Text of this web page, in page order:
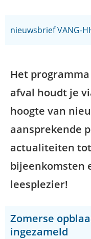
nieuwsbrief VANG-
Het
afval houdt je
hoogte van
aansprekende
actualiteiten
bijeenkomsten
leesplezier!
Zomerse
ingezameld